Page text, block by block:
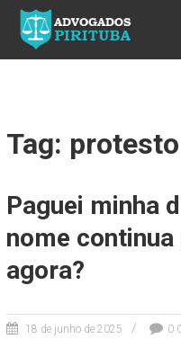
ADVOGADOS
Precisando de advogado?
Fazemos toda a assessoria
Tag:
Paguei minha
nome continua
agora?
18 de junho de 2025 0